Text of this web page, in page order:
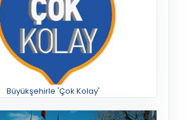
Büyükşehirle 'Çok Kolay'